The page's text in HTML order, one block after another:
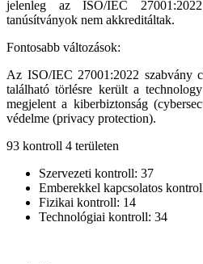
jelenleg az ISO/IEC
tanúsítványok nem akkreditáltak.
Fontosabb változások:
Az ISO/IEC 27001:2022 szabvány
található törlésre került a
megjelent a kiberbiztonság
védelme (privacy protection).
93 kontroll 4 területen
Szervezeti kontroll: 37
Emberekkel kapcsolatos
Fizikai kontroll: 14
Technológiai kontroll: 34